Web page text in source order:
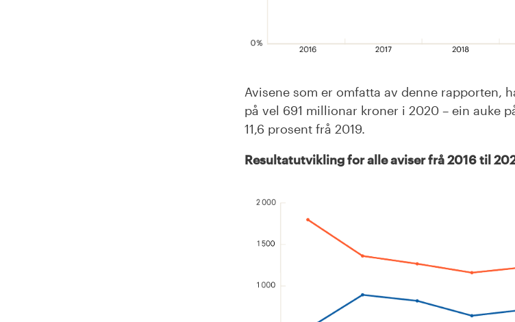
Avisene som er omfatta av denne rapporten,
på vel 691 millionar kroner i 2020 – ein auke
11,6 prosent frå 2019.
Resultatutvikling for alle aviser frå 2016 til